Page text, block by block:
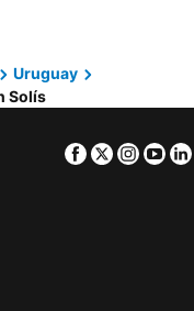
Haus Hotel
Miramar
Cumbre
Uruguay
Solís
Facebook
Twitter